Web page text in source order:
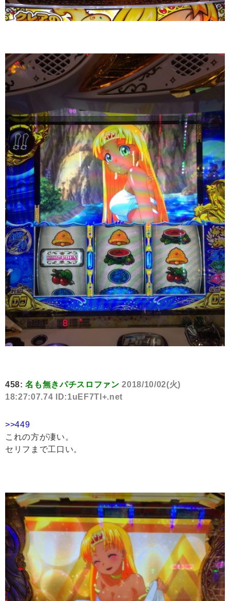
458:名も無きパチスロファン 2018/10/02(火)
18:27:07.74 ID:1uEF7Tl+.net
>>449
これの方が凄い。
セリフまで工口い。